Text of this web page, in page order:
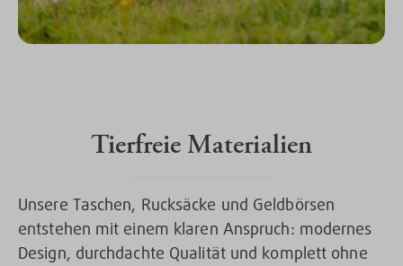
Tierfreie Materialien
Unsere Taschen, Rucksäcke und Geldbörsen
entstehen mit einem klaren Anspruch: modernes
Design, durchdachte Qualität und komplett ohne